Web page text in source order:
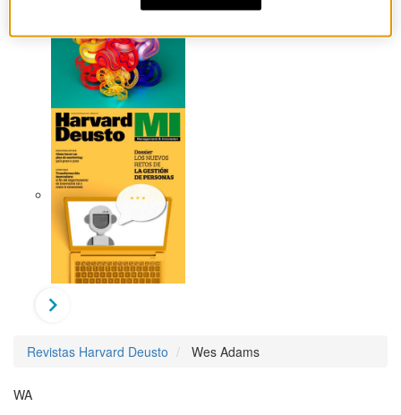
Revistas Harvard Deusto Wes Adams
WA